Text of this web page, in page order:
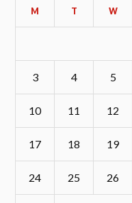
M T W
3 4 5
10 11 12
17 18 19
24 25 26